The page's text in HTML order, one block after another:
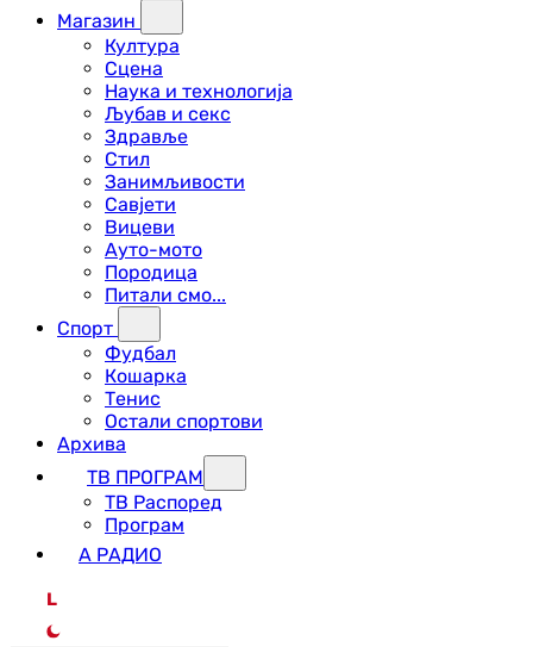
Магазин
Култура
Сцена
Наука и технологија
Љубав и секс
Здравље
Стил
Занимљивости
Савјети
Вицеви
Ауто-мото
Породица
Питали смо...
Спорт
Фудбал
Кошарка
Тенис
Остали спортови
Архива
ТВ ПРОГРАМ
ТВ Распоред
Програм
А РАДИО
L